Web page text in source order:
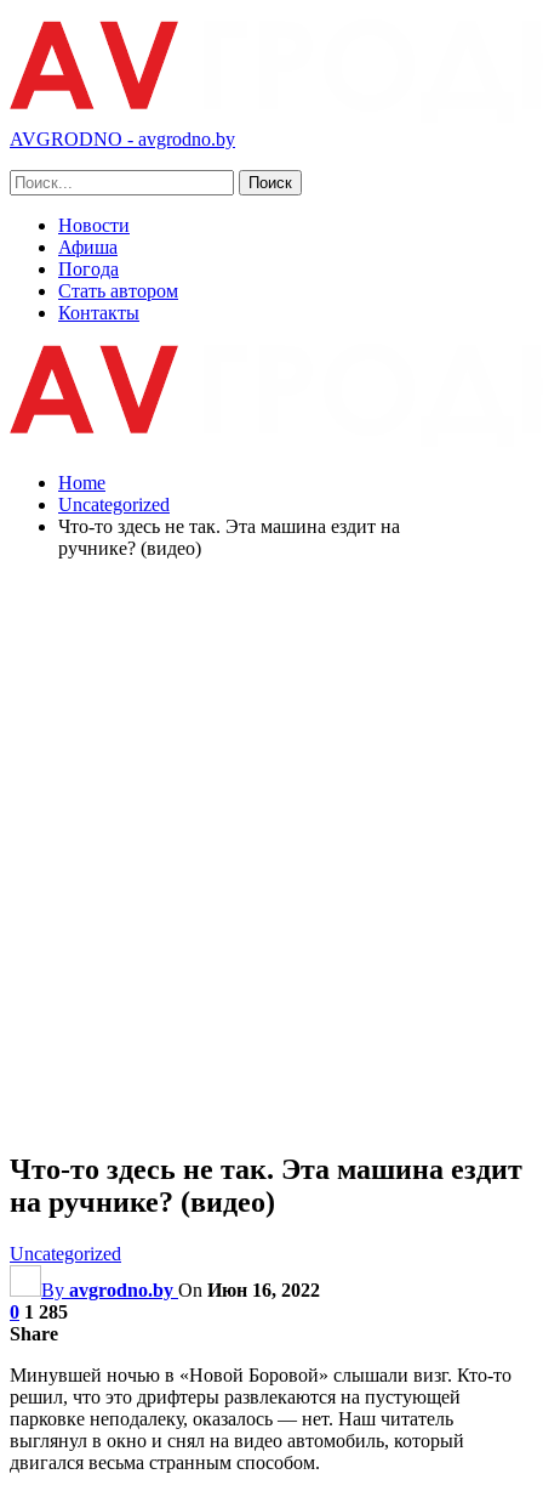
AVGRODNO - avgrodno.by
Новости
Афиша
Погода
Стать автором
Контакты
Home
Uncategorized
Что-то здесь не так. Эта машина ездит на
ручнике? (видео)
Что-то здесь не так. Эта машина ездит
на ручнике? (видео)
Uncategorized
By avgrodno.by On Июн 16, 2022
0 1 285
Share
Минувшей ночью в «Новой Боровой» слышали визг. Кто-то
решил, что это дрифтеры развлекаются на пустующей
парковке неподалеку, оказалось — нет. Наш читатель
выглянул в окно и снял на видео автомобиль, который
двигался весьма странным способом.